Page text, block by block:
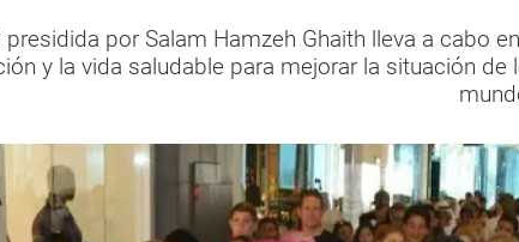
presidida por Salam Hamzeh Ghaith lleva a cabo
y la vida saludable para mejorar la situación